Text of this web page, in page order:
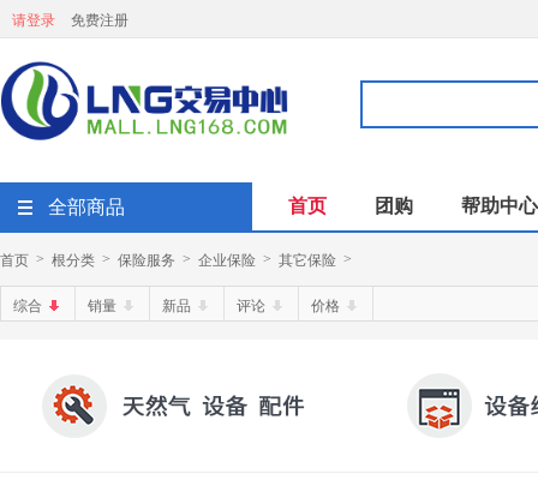
请登录 免费注册
全部商品 首页 团购 帮助中心
首页 > 根分类 > 保险服务 > 企业保险 > 其它保险 >
综合 销量 新品 评论 价格